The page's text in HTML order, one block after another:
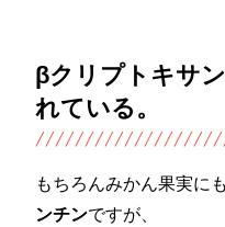
βクリプトキサ
れている。
もちろんみかん果実に
ンチンですが、